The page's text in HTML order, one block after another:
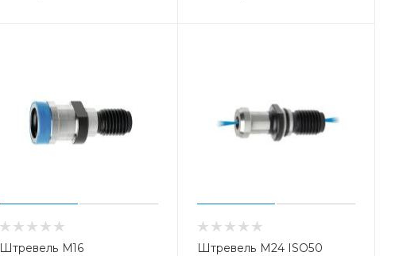
Штревель М16
Штревель М24 ISO50